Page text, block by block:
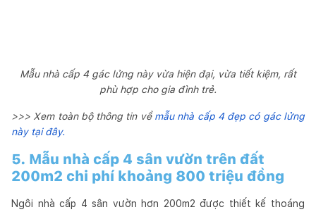
Mẫu nhà cấp 4 gác lửng này vừa hiện đại, vừa tiết kiệm, rất
phù hợp cho gia đình trẻ.
>>> Xem toàn bộ thông tin về mẫu nhà cấp 4 đẹp có gác lửng
này tại đây.
5. Mẫu nhà cấp 4 sân vườn trên đất
200m2 chi phí khoảng 800 triệu đồng
Ngôi nhà cấp 4 sân vườn hơn 200m2 được thiết kế thoáng